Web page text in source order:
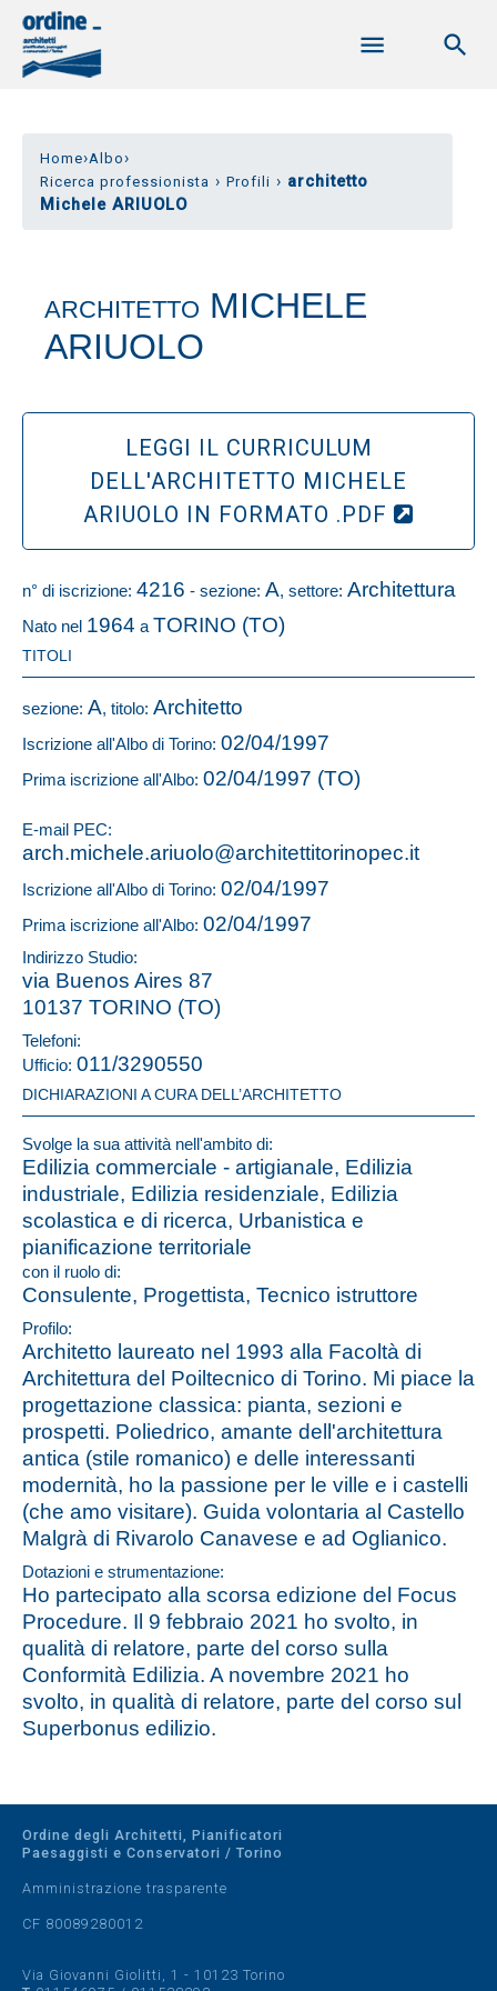
Home›Albo›
Ricerca professionista › Profili › architetto
Michele ARIUOLO
ARCHITETTO MICHELE
ARIUOLO
LEGGI IL CURRICULUM
DELL'ARCHITETTO MICHELE
ARIUOLO IN FORMATO .PDF
n° di iscrizione: 4216 - sezione: A, settore: Architettura
Nato nel 1964 a TORINO (TO)
TITOLI
sezione: A, titolo: Architetto
Iscrizione all'Albo di Torino: 02/04/1997
Prima iscrizione all'Albo: 02/04/1997 (TO)
E-mail PEC:
arch.michele.ariuolo@architettitorinopec.it
Iscrizione all'Albo di Torino: 02/04/1997
Prima iscrizione all'Albo: 02/04/1997
Indirizzo Studio:
via Buenos Aires 87
10137 TORINO (TO)
Telefoni:
Ufficio: 011/3290550
DICHIARAZIONI A CURA DELL’ARCHITETTO
Svolge la sua attività nell'ambito di:
Edilizia commerciale - artigianale, Edilizia
industriale, Edilizia residenziale, Edilizia
scolastica e di ricerca, Urbanistica e
pianificazione territoriale
con il ruolo di:
Consulente, Progettista, Tecnico istruttore
Profilo:
Architetto laureato nel 1993 alla Facoltà di
Architettura del Poiltecnico di Torino. Mi piace la
progettazione classica: pianta, sezioni e
prospetti. Poliedrico, amante dell'architettura
antica (stile romanico) e delle interessanti
modernità, ho la passione per le ville e i castelli
(che amo visitare). Guida volontaria al Castello
Malgrà di Rivarolo Canavese e ad Oglianico.
Dotazioni e strumentazione:
Ho partecipato alla scorsa edizione del Focus
Procedure. Il 9 febbraio 2021 ho svolto, in
qualità di relatore, parte del corso sulla
Conformità Edilizia. A novembre 2021 ho
svolto, in qualità di relatore, parte del corso sul
Superbonus edilizio.
Ordine degli Architetti, Pianificatori
Paesaggisti e Conservatori / Torino
Amministrazione trasparente
CF 80089280012
Via Giovanni Giolitti, 1 - 10123 Torino